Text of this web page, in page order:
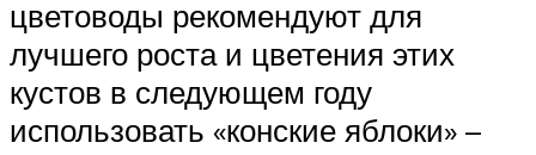
цветоводы рекомендуют для
лучшего роста и цветения этих
кустов в следующем году
использовать «конские яблоки» –